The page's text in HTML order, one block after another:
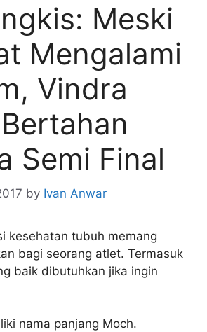
Meski
Mengalami
Vindra
Semi Final
by Ivan Anwar
kesehatan tubuh memang
bagi seorang atlet. Termasuk
baik dibutuhkan jika ingin
nama panjang Moch.